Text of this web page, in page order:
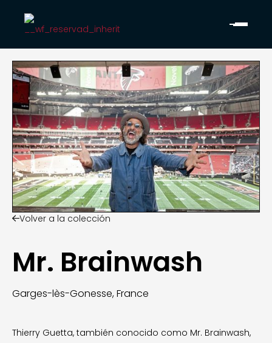
Volver a la colección
Mr. Brainwash
Garges-lès-Gonesse, France
Thierry Guetta, también conocido como Mr. Brainwash,